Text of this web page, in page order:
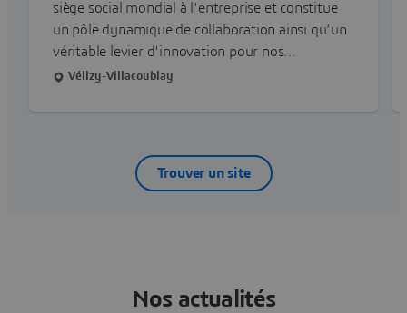
siège social mondial à l'entreprise et constitue
un pôle dynamique de collaboration ainsi qu’un
véritable levier d'innovation pour nos
25 000 collaborateurs à travers le monde. Avec
harmoniser les produits, la nature et la vie.
Vélizy-Villacoublay
Trouver un site
Nos actualités